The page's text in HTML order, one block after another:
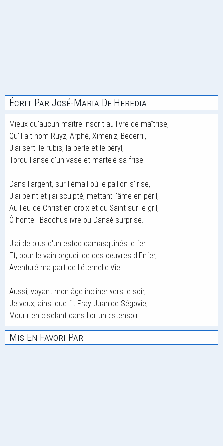
Écrit Par José-Maria De Heredia
Mieux qu'aucun maître inscrit au livre de maîtrise,
Qu'il ait nom Ruyz, Arphé, Ximeniz, Becerril,
J'ai serti le rubis, la perle et le béryl,
Tordu l'anse d'un vase et martelé sa frise.
Dans l'argent, sur l'émail où le paillon s'irise,
J'ai peint et j'ai sculpté, mettant l'âme en péril,
Au lieu de Christ en croix et du Saint sur le gril,
Ô honte ! Bacchus ivre ou Danaé surprise.
J'ai de plus d'un estoc damasquinés le fer
Et, pour le vain orgueil de ces oeuvres d'Enfer,
Aventuré ma part de l'éternelle Vie.
Aussi, voyant mon âge incliner vers le soir,
Je veux, ainsi que fit Fray Juan de Ségovie,
Mourir en ciselant dans l'or un ostensoir.
Mis En Favori Par